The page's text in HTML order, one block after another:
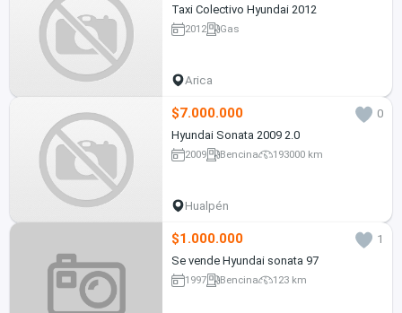
Taxi Colectivo Hyundai 2012
2012 Gas
Arica
$7.000.000
0
Hyundai Sonata 2009 2.0
2009 Bencina 193000 km
Hualpén
$1.000.000
1
Se vende Hyundai sonata 97
1997 Bencina 123 km